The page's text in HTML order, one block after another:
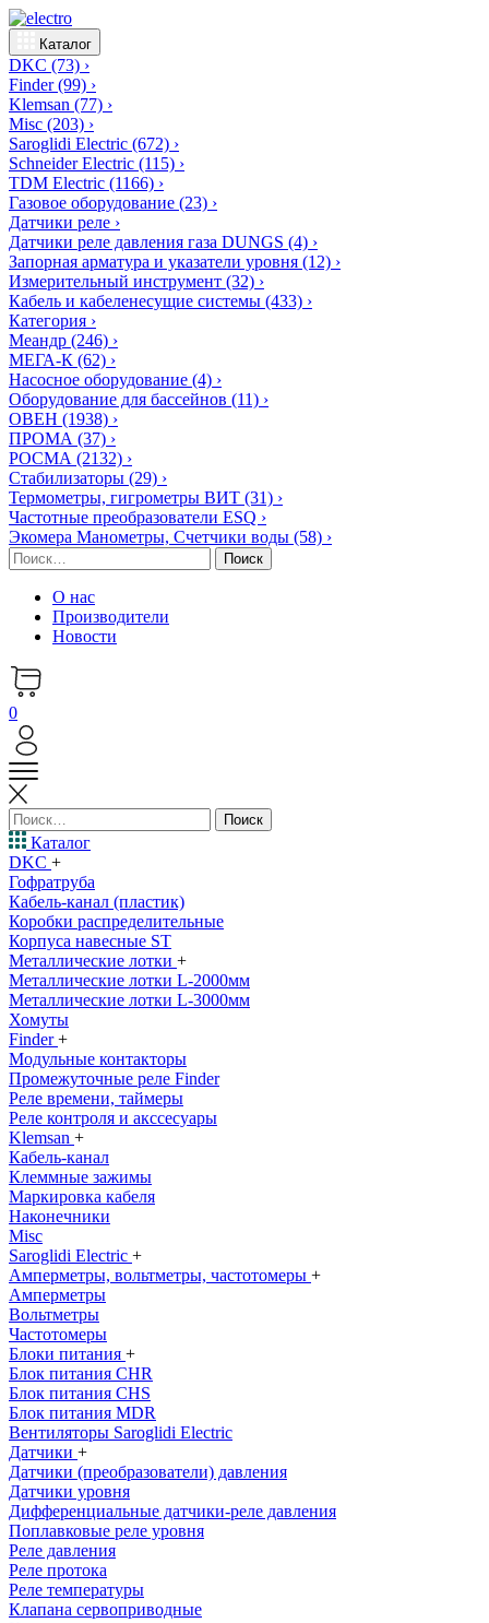
Каталог
DKC (73) ›
Finder(99) ›
Klemsan (77) ›
Misc (203) ›
Saroglidi Electric (672) ›
Schneider Electric (115) ›
TDM Electric (1166) ›
Газовое оборудование (23) ›
Датчики реле ›
Датчики реле давления газа DUNGS (4) ›
Запорная арматура и указатели уровня (12) ›
Измерительный инструмент (32) ›
Кабель и кабеленесущие системы (433) ›
Категория ›
Меандр (246) ›
МЕГА-К (62) ›
Насосное оборудование (4) ›
Оборудование для бассейнов (11) ›
ОВЕН (1938) ›
ПРОМА (37) ›
РОСМА (2132) ›
Стабилизаторы (29) ›
Термометры, гигрометры ВИТ (31) ›
Частотные преобразователи ESQ ›
Экомера Манометры, Счетчики воды (58) ›
Найти:
О нас
Производители
Новости
0
Найти:
Каталог
DKC +
Гофратруба
Кабель-канал (пластик)
Коробки распределительные
Корпуса навесные ST
Металлические лотки +
Металлические лотки L-2000мм
Металлические лотки L-3000мм
Хомуты
Finder+
Модульные контакторы
Промежуточные реле Finder
Реле времени, таймеры
Реле контроля и акссесуары
Klemsan +
Кабель-канал
Клеммные зажимы
Маркировка кабеля
Наконечники
Misc
Saroglidi Electric +
Амперметры, вольтметры, частотомеры +
Амперметры
Вольтметры
Частотомеры
Блоки питания +
Блок питания CHR
Блок питания CHS
Блок питания MDR
Вентиляторы Saroglidi Electric
Датчики +
Датчики (преобразователи) давления
Датчики уровня
Дифференциальные датчики-реле давления
Поплавковые реле уровня
Реле давления
Реле протока
Реле температуры
Клапана сервоприводные